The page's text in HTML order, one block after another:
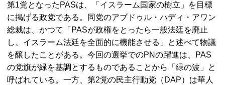
第1党となった PASは、「イスラーム国家の樹立」を目標
に掲げる政党である。同党のアブドゥル・ハディ・アワン
総裁は、かつて「 PASが政権をとったら一般法廷を廃止
し、イスラーム法廷を全面的に機能させる」と述べて物議
を醸したことがある。今回の選挙でのPNの躍進は、
PAS
の党旗が緑を基調とするものであることから「緑の波」と
呼ばれている。一方、第2党の民主行動党（ DAP）は華人